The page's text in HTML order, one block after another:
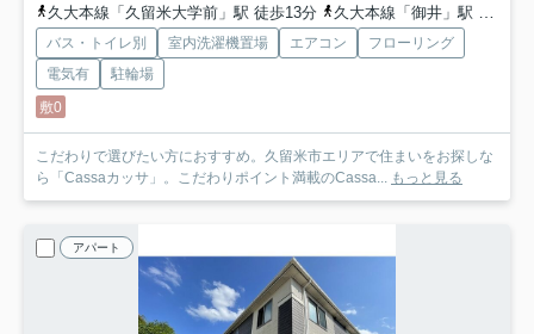
久大本線「久留米大学前」駅 徒歩13分
久大本線「御井」駅 徒歩26分
バス・トイレ別 室内洗濯機置場 エアコン
フローリング
電気有
駐輪場
敷0
こだわりで選びたい方におすすめ。久留米市エリアで住まいをお探しな
ら「Cassaカッサ」。こだわりポイント満載のCassa... もっと見る
アパート